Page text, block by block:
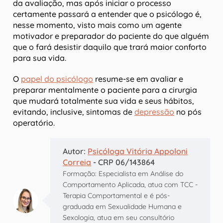
da avaliação, mas após iniciar o processo
certamente passará a entender que o psicólogo é,
nesse momento, visto mais como um agente
motivador e preparador do paciente do que alguém
que o fará desistir daquilo que trará maior conforto
para sua vida.
O papel do psicólogo resume-se em avaliar e
preparar mentalmente o paciente para a cirurgia
que mudará totalmente sua vida e seus hábitos,
evitando, inclusive, sintomas de depressão no pós
operatório.
Autor: Psicóloga Vitória Appoloni
Correia - CRP 06/143864
Formação: Especialista em Análise do
Comportamento Aplicada, atua com TCC -
Terapia Comportamental e é pós-
graduada em Sexualidade Humana e
Sexologia, atua em seu consultório